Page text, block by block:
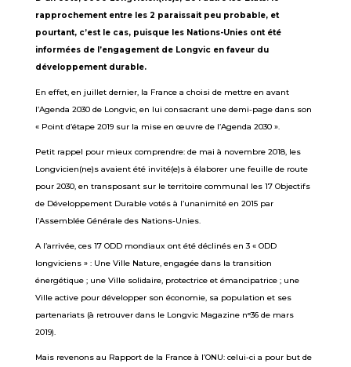
rapprochement entre les 2 paraissait peu probable, et
pourtant, c’est le cas, puisque les Nations-Unies ont été
informées de l’engagement de Longvic en faveur du
développement durable.
En effet, en juillet dernier, la France a choisi de mettre en avant
l’Agenda 2030 de Longvic, en lui consacrant une demi-page dans son
« Point d’étape 2019 sur la mise en œuvre de l’Agenda 2030 ».
Petit rappel pour mieux comprendre: de mai à novembre 2018, les
Longvicien(ne)s avaient été invité(e)s à élaborer une feuille de route
pour 2030, en transposant sur le territoire communal les 17 Objectifs
de Développement Durable votés à l’unanimité en 2015 par
l’Assemblée Générale des Nations-Unies.
A l’arrivée, ces 17 ODD mondiaux ont été déclinés en 3 « ODD
longviciens » : Une Ville Nature, engagée dans la transition
énergétique ; une Ville solidaire, protectrice et émancipatrice ; une
Ville active pour développer son économie, sa population et ses
partenariats (à retrouver dans le Longvic Magazine n°36 de mars
2019).
Mais revenons au Rapport de la France à l’ONU: celui-ci a pour but de